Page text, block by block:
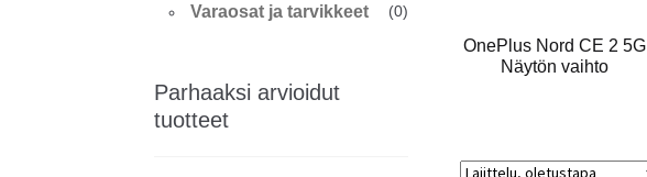
OnePlus Nord CE 2 5G
Näytön vaihto
Varaosat ja tarvikkeet (0)
Parhaaksi arvioidut
tuotteet